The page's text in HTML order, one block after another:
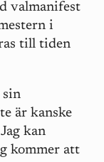
valmanifest
i
till tiden
är kanske
kan
kommer att